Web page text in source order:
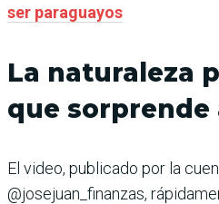
ser paraguayos
La naturaleza
que sorprende
El video, publicado por la
@josejuan_finanzas,